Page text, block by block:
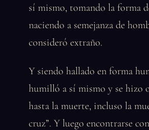
sí mismo, tomando la forma
naciendo a semejanza de
consideró extraño.
Y siendo hallado en forma
humilló a sí mismo y se hizo
hasta la muerte, incluso la
cruz”. Y luego encontrarse